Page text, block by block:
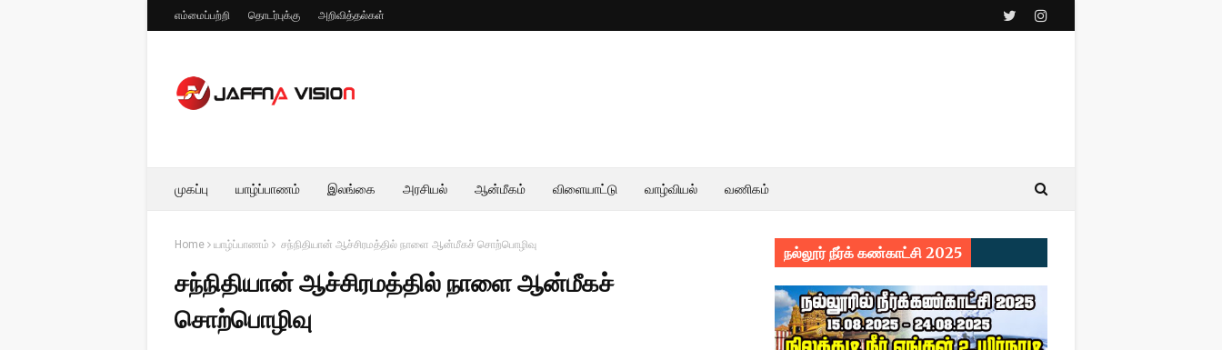
எம்மைப்பற்றி தொடர்புக்கு அறிவித்தல்கள்
முகப்பு யாழ்ப்பாணம் இலங்கை அரசியல் ஆன்மீகம் விளையாட்டு வாழ்வியல் வணிகம்
Home யாழ்ப்பாணம் சந்நிதியான் ஆச்சிரமத்தில் நாளை ஆன்மீகச் சொற்பொழிவு
சந்நிதியான் ஆச்சிரமத்தில் நாளை ஆன்மீகச்
சொற்பொழிவு
நல்லூர் நீர்க் கண்காட்சி 2025